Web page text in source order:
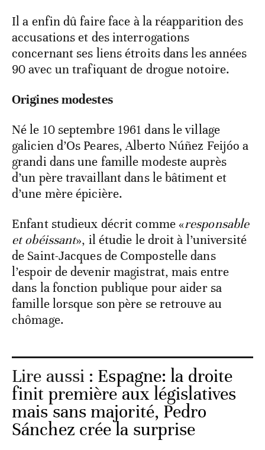
Il a enfin dû faire face à la réapparition des
accusations et des interrogations
concernant ses liens étroits dans les années
90 avec un trafiquant de drogue notoire.
Origines modestes
Né le 10 septembre 1961 dans le village
galicien d’Os Peares, Alberto Núñez Feijóo a
grandi dans une famille modeste auprès
d’un père travaillant dans le bâtiment et
d’une mère épicière.
Enfant studieux décrit comme «responsable
et obéissant», il étudie le droit à l’université
de Saint-Jacques de Compostelle dans
l’espoir de devenir magistrat, mais entre
dans la fonction publique pour aider sa
famille lorsque son père se retrouve au
chômage.
Lire aussi : Espagne: la droite
finit première aux législatives
mais sans majorité, Pedro
Sánchez crée la surprise